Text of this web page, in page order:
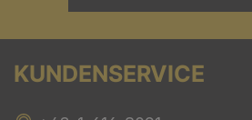
KUNDENSERVICE